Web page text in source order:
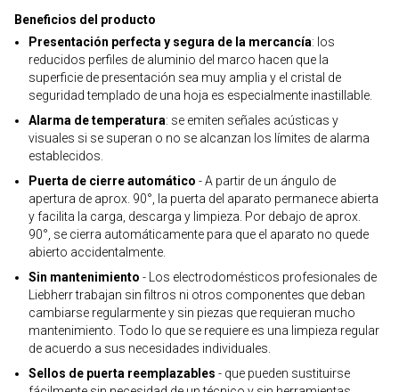
Beneficios del producto
Presentación perfecta y segura de la mercancía: los
reducidos perfiles de aluminio del marco hacen que la
superficie de presentación sea muy amplia y el cristal de
seguridad templado de una hoja es especialmente inastillable.
Alarma de temperatura: se emiten señales acústicas y
visuales si se superan o no se alcanzan los límites de alarma
establecidos.
Puerta de cierre automático - A partir de un ángulo de
apertura de aprox. 90°, la puerta del aparato permanece abierta
y facilita la carga, descarga y limpieza. Por debajo de aprox.
90°, se cierra automáticamente para que el aparato no quede
abierto accidentalmente.
Sin mantenimiento - Los electrodomésticos profesionales de
Liebherr trabajan sin filtros ni otros componentes que deban
cambiarse regularmente y sin piezas que requieran mucho
mantenimiento. Todo lo que se requiere es una limpieza regular
de acuerdo a sus necesidades individuales.
Sellos de puerta reemplazables - que pueden sustituirse